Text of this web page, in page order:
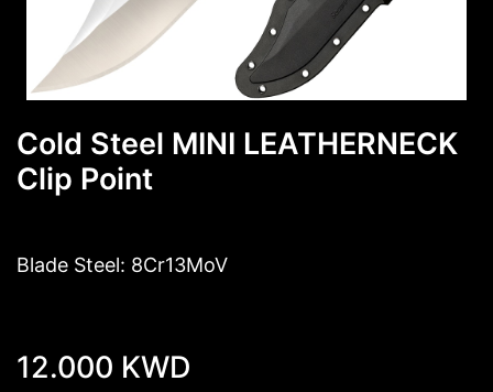
Cold Steel MINI LEATHERNECK
Clip Point
Blade Steel: 8Cr13MoV
12.000 KWD